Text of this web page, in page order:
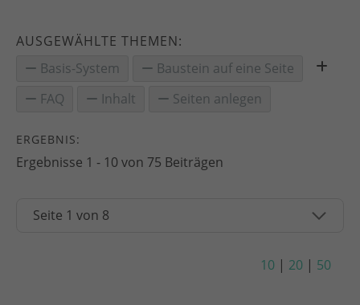
AUSGEWÄHLTE THEMEN:
Basis-System
Baustein auf eine Seite
FAQ
Inhalt Seiten anlegen
ERGEBNIS:
Ergebnisse 1 - 10 von 75 Beiträgen
10 | 20 | 50